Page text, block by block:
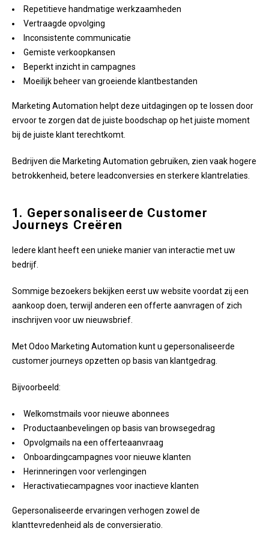
Repetitieve handmatige werkzaamheden
Vertraagde opvolging
Inconsistente communicatie
Gemiste verkoopkansen
Beperkt inzicht in campagnes
Moeilijk beheer van groeiende klantbestanden
Marketing Automation helpt deze uitdagingen op te lossen door
ervoor te zorgen dat de juiste boodschap op het juiste moment
bij de juiste klant terechtkomt.
Bedrijven die Marketing Automation gebruiken, zien vaak hogere
betrokkenheid, betere leadconversies en sterkere klantrelaties.
1. Gepersonaliseerde Customer
Journeys Creëren
Iedere klant heeft een unieke manier van interactie met uw
bedrijf.
Sommige bezoekers bekijken eerst uw website voordat zij een
aankoop doen, terwijl anderen een offerte aanvragen of zich
inschrijven voor uw nieuwsbrief.
Met Odoo Marketing Automation kunt u gepersonaliseerde
customer journeys opzetten op basis van klantgedrag.
Bijvoorbeeld:
Welkomstmails voor nieuwe abonnees
Productaanbevelingen op basis van browsegedrag
Opvolgmails na een offerteaanvraag
Onboardingcampagnes voor nieuwe klanten
Herinneringen voor verlengingen
Heractivatiecampagnes voor inactieve klanten
Gepersonaliseerde ervaringen verhogen zowel de
klanttevredenheid als de conversieratio.